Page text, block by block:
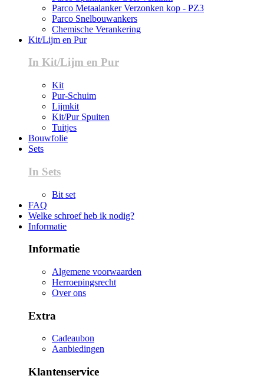
Parco Metaalanker Verzonken kop - PZ3
Parco Snelbouwankers
Chemische Verankering
Kit/Lijm en Pur
In Kit/Lijm en Pur
Kit
Pur-Schuim
Lijmkit
Kit/Pur Spuiten
Tuitjes
Bouwfolie
Sets
In Sets
Bit set
FAQ
Welke schroef heb ik nodig?
Informatie
Informatie
Algemene voorwaarden
Herroepingsrecht
Over ons
Extra
Cadeaubon
Aanbiedingen
Klantenservice